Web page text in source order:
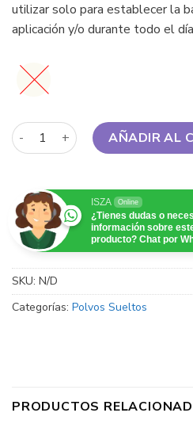
utilizar solo para establecer la
aplicación y/o durante todo el
Maybelline - Shine Free Oil-
AÑADIR AL
ISZA Online
¿Tienes dudas o
información sobre
producto? Chat por
SKU: N/D
Categorías: Polvos Sueltos
PRODUCTOS